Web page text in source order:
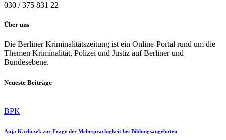
030 / 375 831 22
Über uns
Die Berliner Kriminalitätszeitung ist ein Online-Portal rund um die
Themen Kriminalität, Polizei und Justiz auf Berliner und
Bundesebene.
Neueste Beiträge
BPK
Anja Karliczek zur Frage der Mehrsprachigkeit bei Bildungsangeboten